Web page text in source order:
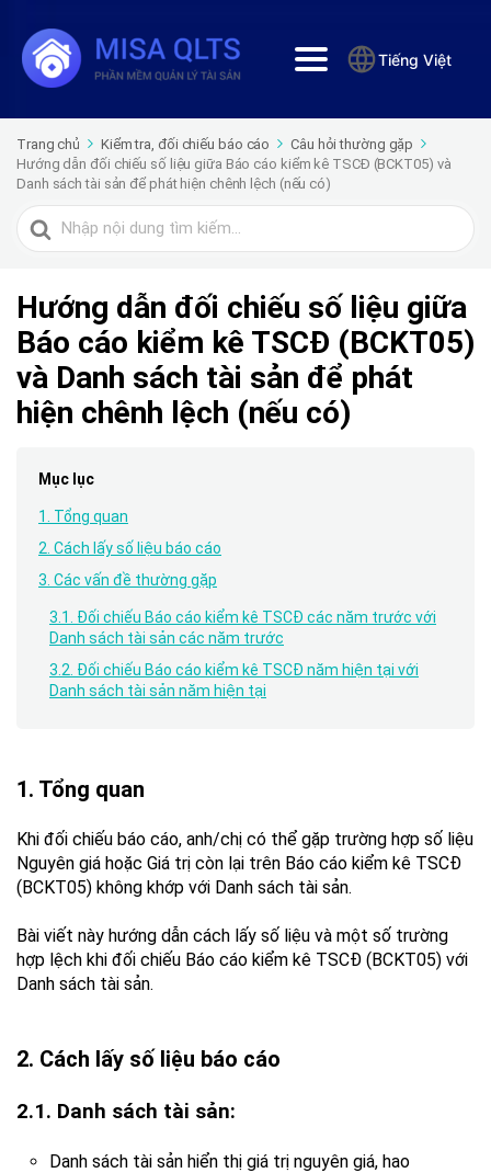
Tiếng Việt
Trang chủ Kiểm tra, đối chiếu báo cáo
Câu hỏi thường gặp
Hướng dẫn đối chiếu số liệu giữa Báo cáo kiểm kê TSCĐ (BCKT05) và
Danh sách tài sản để phát hiện chênh lệch (nếu có)
Tìm
kiếm
Hướng dẫn đối chiếu số liệu giữa
Báo cáo kiểm kê TSCĐ (BCKT05)
và Danh sách tài sản để phát
hiện chênh lệch (nếu có)
Mục lục
1. Tổng quan
2. Cách lấy số liệu báo cáo
3. Các vấn đề thường gặp
3.1. Đối chiếu Báo cáo kiểm kê TSCĐ các năm trước với
Danh sách tài sản các năm trước
3.2. Đối chiếu Báo cáo kiểm kê TSCĐ năm hiện tại với
Danh sách tài sản năm hiện tại
1. Tổng quan
Khi đối chiếu báo cáo, anh/chị có thể gặp trường hợp số liệu
Nguyên giá hoặc Giá trị còn lại trên Báo cáo kiểm kê TSCĐ
(BCKT05) không khớp với Danh sách tài sản.
Bài viết này hướng dẫn cách lấy số liệu và một số trường
hợp lệch khi đối chiếu Báo cáo kiểm kê TSCĐ (BCKT05) với
Danh sách tài sản.
2. Cách lấy số liệu báo cáo
2.1. Danh sách tài sản:
Danh sách tài sản hiển thị giá trị nguyên giá, hao